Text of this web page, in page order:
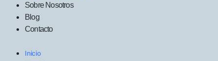
Sobre Nosotros
Blog
Contacto
Inicio